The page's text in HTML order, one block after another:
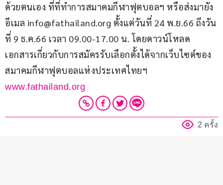
ด้วยตนเอง ที่ที่ทำการสมาคมกีฬาฟุตบอลฯ หรือส่งมายัง
อีเมล info@fathailand.org ตั้งแต่วันที่ 24 พ.ย.66 ถึงวัน
ที่ 9 ธ.ค.66 เวลา 09.00-17.00 น. โดยดาวน์โหลด
เอกสารเกี่ยวกับการสมัครรับเลือกตั้งได้จากเว็บไซต์ของ
สมาคมกีฬาฟุตบอลแห่งประเทศไทยฯ
www.fathailand.org
2 ครั้ง